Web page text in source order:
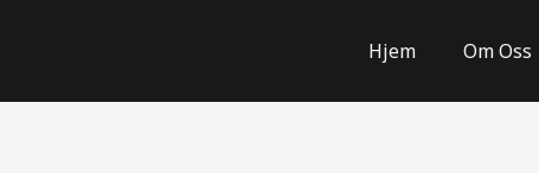
Hjem Om Oss